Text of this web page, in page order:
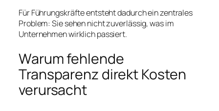
Für Führungskräfte entsteht dadurch ein zentrales
Problem: Sie sehen nicht zuverlässig, was im
Unternehmen wirklich passiert.
Warum fehlende
Transparenz direkt Kosten
verursacht